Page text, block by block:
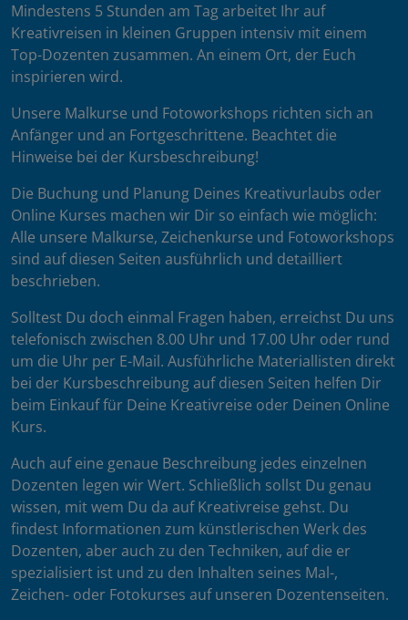
Mindestens 5 Stunden am Tag arbeitet Ihr auf
Kreativreisen in kleinen Gruppen intensiv mit einem
Top-Dozenten zusammen. An einem Ort, der Euch
inspirieren wird.
Unsere Malkurse und Fotoworkshops richten sich an
Anfänger und an Fortgeschrittene. Beachtet die
Hinweise bei der Kursbeschreibung!
Die Buchung und Planung Deines Kreativurlaubs oder
Online Kurses machen wir Dir so einfach wie möglich:
Alle unsere Malkurse, Zeichenkurse und Fotoworkshops
sind auf diesen Seiten ausführlich und detailliert
beschrieben.
Solltest Du doch einmal Fragen haben, erreichst Du uns
telefonisch zwischen 8.00 Uhr und 17.00 Uhr oder rund
um die Uhr per E-Mail. Ausführliche Materiallisten direkt
bei der Kursbeschreibung auf diesen Seiten helfen Dir
beim Einkauf für Deine Kreativreise oder Deinen Online
Kurs.
Auch auf eine genaue Beschreibung jedes einzelnen
Dozenten legen wir Wert. Schließlich sollst Du genau
wissen, mit wem Du da auf Kreativreise gehst. Du
findest Informationen zum künstlerischen Werk des
Dozenten, aber auch zu den Techniken, auf die er
spezialisiert ist und zu den Inhalten seines Mal-,
Zeichen- oder Fotokurses auf unseren Dozentenseiten.